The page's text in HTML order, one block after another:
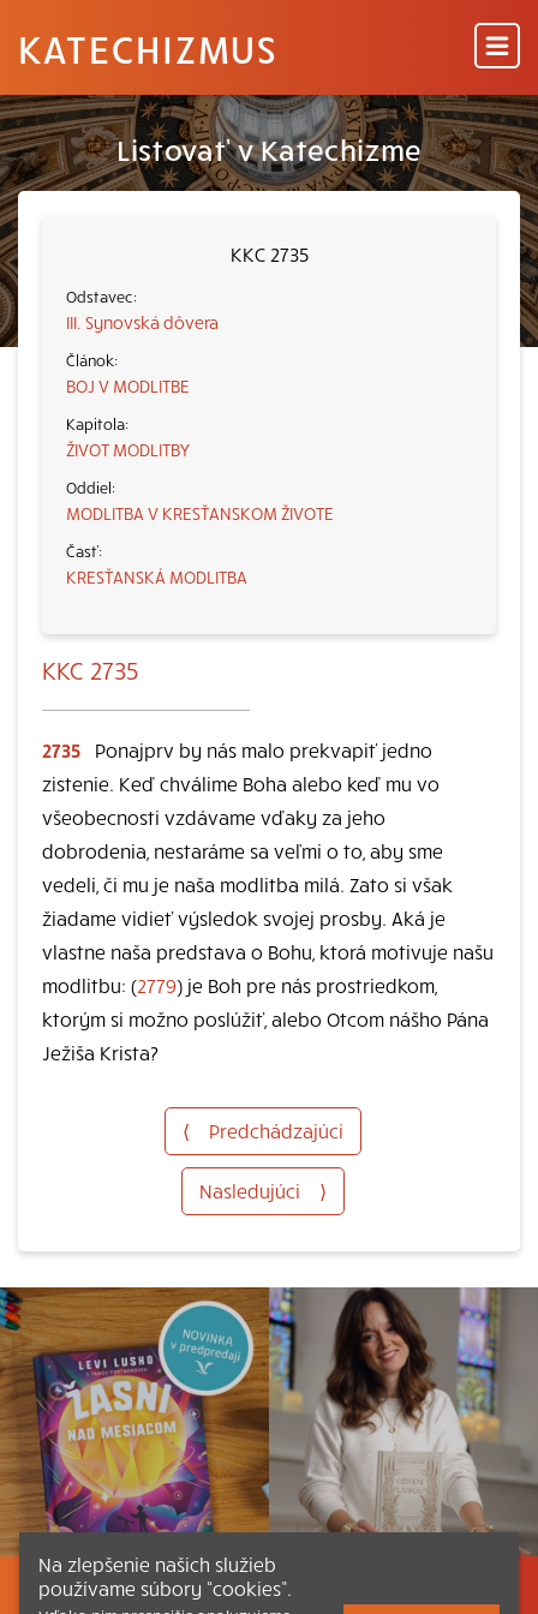
KATECHIZMUS
Listovať v Katechizme
KKC 2735
III. Synovská dôvera
BOJ V MODLITBE
ŽIVOT MODLITBY
MODLITBA V KRESŤANSKOM ŽIVOTE
KRESŤANSKÁ MODLITBA
KKC 2735
2735
Ponajprv by nás malo prekvapiť jedno
zistenie. Keď chválime Boha alebo keď mu vo
všeobecnosti vzdávame vďaky za jeho
dobrodenia, nestaráme sa veľmi o to, aby sme
vedeli, či mu je naša modlitba milá. Zato si však
žiadame vidieť výsledok svojej prosby. Aká je
vlastne naša predstava o Bohu, ktorá motivuje našu
modlitbu: (2779) je Boh pre nás prostriedkom,
ktorým si možno poslúžiť, alebo Otcom nášho Pána
Ježiša Krista?
⟨ Predchádzajúci
Nasledujúci ⟩
Listovať Obsah Dokumenty a články
Na zlepšenie našich služieb
používame súbory “cookies”.